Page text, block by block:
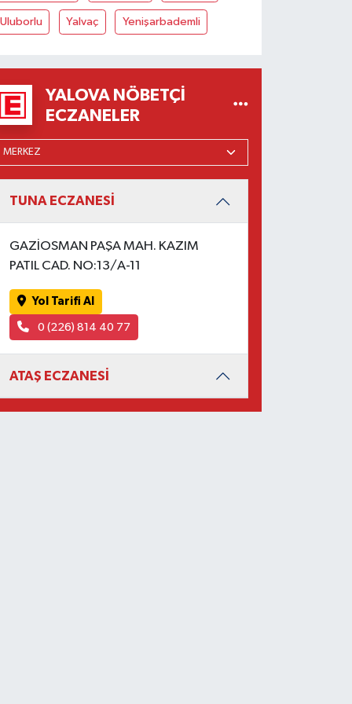
Uluborlu Yalvaç Yenişarbademli
YALOVA NÖBETÇI
ECZANELER
TUNA ECZANESİ
GAZİOSMAN PAŞA MAH. KAZIM
PATIL CAD. NO:13/A-11
Yol Tarifi Al
0 (226) 814 40 77
ATAŞ ECZANESİ